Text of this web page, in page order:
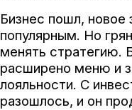
Бизнес пошл, новое
популярным. Но
менять стратегию.
расширено меню и
лояльности. С
разошлось, и он